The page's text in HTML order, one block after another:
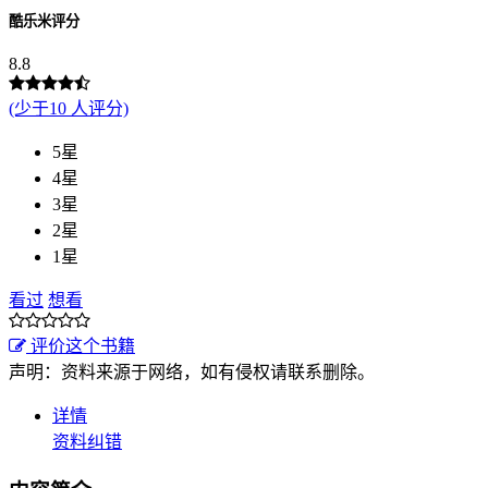
酷乐米评分
8.8
(少于10 人评分)
5星
4星
3星
2星
1星
看过 想看
评价这个书籍
声明：资料来源于网络，如有侵权请联系删除。
详情
资料纠错